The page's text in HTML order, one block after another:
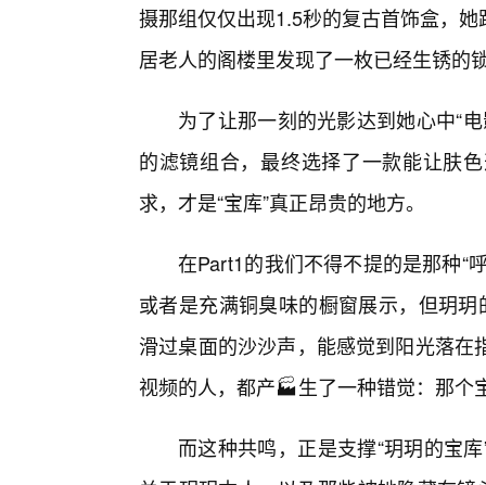
摄那组仅仅出现1.5秒的复古首饰盒，
居老人的阁楼里发现了一枚已经生锈的
为了让那一刻的光影达到她心中“
的滤镜组合，最终选择了一款能让肤
求，才是“宝库”真正昂贵的地方。
在Part1的我们不得不提的是那种“
或者是充满铜臭味的橱窗展示，但玥
滑过桌面的沙沙声，能感觉到阳光落
视频的人，都产🏭生了一种错觉：那个
而这种共鸣，正是支撑“玥玥的宝